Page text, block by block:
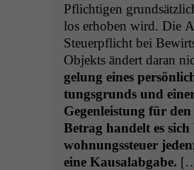
Pflichti­gen
los erhoben wird. Die
Steuerpflicht bei
Objek­ts ändert daran
gelung eines
tungs­grunds und
Gegen­leis­tung für den
Betrag han­delt es
woh­nungss­teuer
eine Kausal­ab­gabe.